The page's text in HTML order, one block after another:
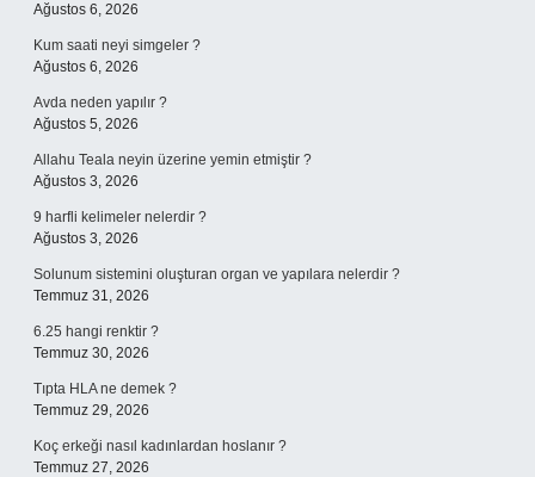
Ağustos 6, 2026
Kum saati neyi simgeler ?
Ağustos 6, 2026
Avda neden yapılır ?
Ağustos 5, 2026
Allahu Teala neyin üzerine yemin etmiştir ?
Ağustos 3, 2026
9 harfli kelimeler nelerdir ?
Ağustos 3, 2026
Solunum sistemini oluşturan organ ve yapılara nelerdir ?
Temmuz 31, 2026
6.25 hangi renktir ?
Temmuz 30, 2026
Tıpta HLA ne demek ?
Temmuz 29, 2026
Koç erkeği nasıl kadınlardan hoslanır ?
Temmuz 27, 2026